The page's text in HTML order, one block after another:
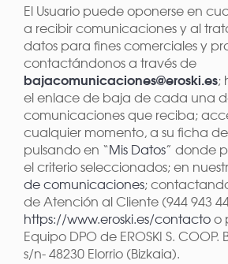
El Usuario puede oponerse en
a recibir comunicaciones y al
datos para fines comerciales y
contactándonos a través de
bajacomunicaciones@eroski.es;
el enlace de baja de cada una
comunicaciones que reciba;
cualquier momento, a su ficha
pulsando en “Mis Datos” donde
el criterio seleccionados; en
de comunicaciones;
de Atención al Cliente (944 943
https://www.eroski.es/contactoo
Equipo DPO de EROSKI S. COOP.
s/n- 48230 Elorrio (Bizkaia).